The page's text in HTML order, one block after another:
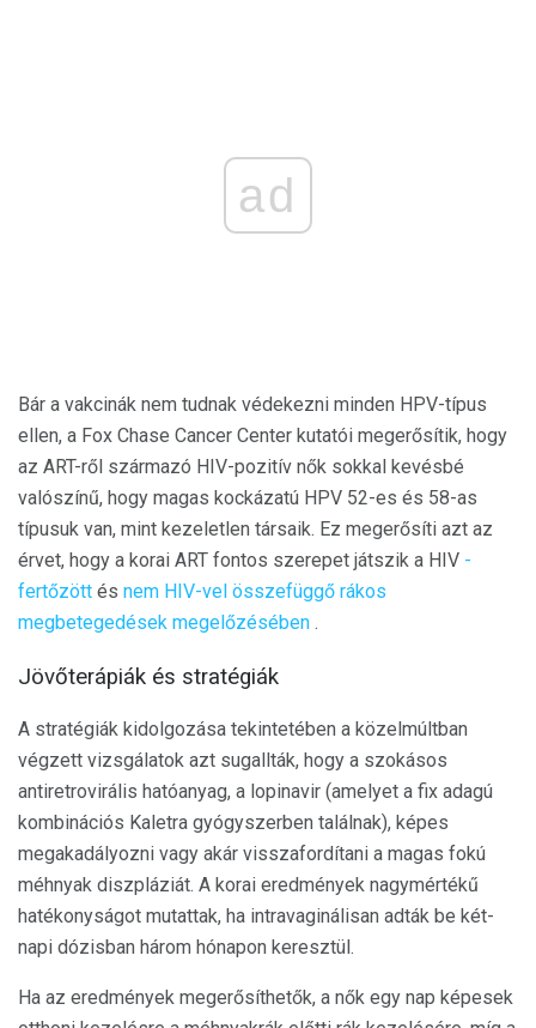
ad
Bár a vakcinák nem tudnak védekezni minden HPV-típus
ellen, a Fox Chase Cancer Center kutatói megerősítik, hogy
az ART-ről származó HIV-pozitív nők sokkal kevésbé
valószínű, hogy magas kockázatú HPV 52-es és 58-as
típusuk van, mint kezeletlen társaik. Ez megerősíti azt az
érvet, hogy a korai ART fontos szerepet játszik a HIV -
fertőzött és nem HIV-vel összefüggő rákos
megbetegedések megelőzésében .
Jövőterápiák és stratégiák
A stratégiák kidolgozása tekintetében a közelmúltban
végzett vizsgálatok azt sugallták, hogy a szokásos
antiretrovirális hatóanyag, a lopinavir (amelyet a fix adagú
kombinációs Kaletra gyógyszerben találnak), képes
megakadályozni vagy akár visszafordítani a magas fokú
méhnyak diszpláziát. A korai eredmények nagymértékű
hatékonyságot mutattak, ha intravaginálisan adták be két-
napi dózisban három hónapon keresztül.
Ha az eredmények megerősíthetők, a nők egy nap képesek